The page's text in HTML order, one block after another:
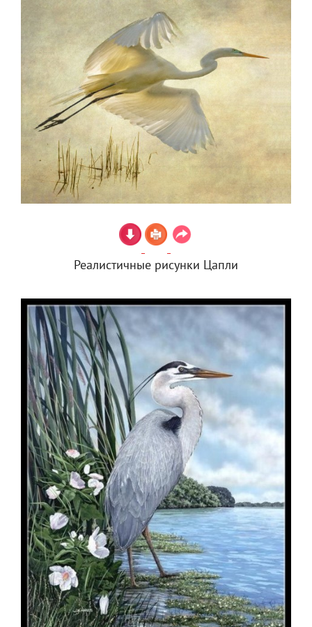
Реалистичные рисунки Цапли